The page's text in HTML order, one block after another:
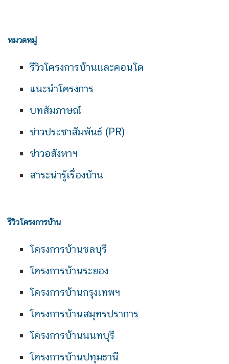
หมวดหมู่
รีวิวโครงการบ้านและคอนโด
แนะนำโครงการ
บทสัมภาษณ์
ข่าวประชาสัมพันธ์ (PR)
ข่าวอสังหาฯ
สาระน่ารู้เรื่องบ้าน
รีวิวโครงการบ้าน
โครงการบ้านชลบุรี
โครงการบ้านระยอง
โครงการบ้านกรุงเทพฯ
โครงการบ้านสมุทรปราการ
โครงการบ้านนนทบุรี
โครงการบ้านปทุมธานี